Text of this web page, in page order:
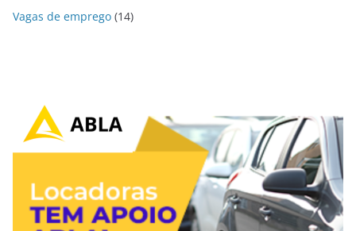
Vagas de emprego (14)